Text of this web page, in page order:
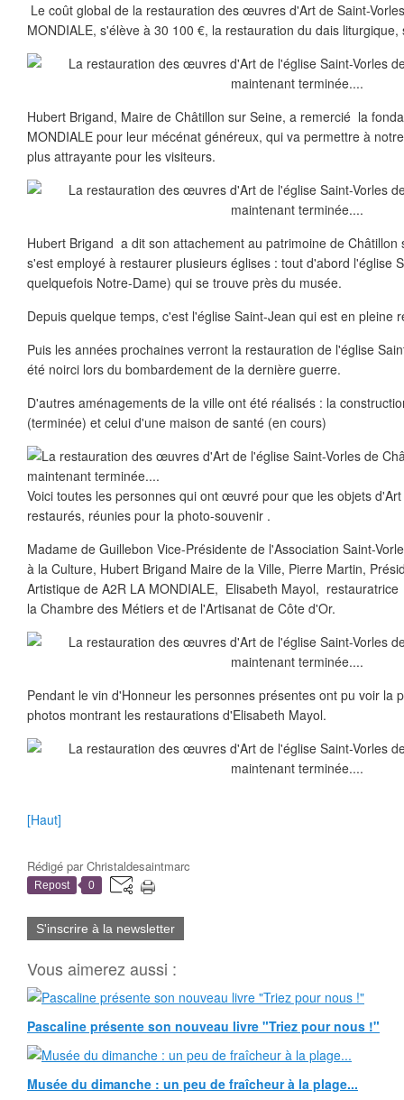
Le coût global de la restauration des œuvres d'Art de Saint-
MONDIALE, s'élève à 30 100 €, la restauration du dais
Hubert Brigand, Maire de Châtillon sur Seine, a remercié la
MONDIALE pour leur mécénat généreux, qui va permettre à
plus attrayante pour les visiteurs.
Hubert Brigand a dit son attachement au patrimoine de
s'est employé à restaurer plusieurs églises : tout d'abord l'église
quelquefois Notre-Dame) qui se trouve près du musée.
Depuis quelque temps, c'est l'église Saint-Jean qui est en pleine
Puis les années prochaines verront la restauration de l'église
été noirci lors du bombardement de la dernière guerre.
D'autres aménagements de la ville ont été réalisés : la
(terminée) et celui d'une maison de santé (en cours)
Voici toutes les personnes qui ont œuvré pour que les objets
restaurés, réunies pour la photo-souvenir .
Madame de Guillebon Vice-Présidente de l'Association Saint-
à la Culture, Hubert Brigand Maire de la Ville, Pierre Martin,
Artistique de A2R LA MONDIALE, Elisabeth Mayol,
la Chambre des Métiers et de l'Artisanat de Côte d'Or.
Pendant le vin d'Honneur les personnes présentes ont pu voir la
photos montrant les restaurations d'Elisabeth Mayol.
[Haut]
Rédigé parChristaldesaintmarc
Repost 0
S'inscrire à la newsletter
Vous aimerez aussi :
Pascaline présente son nouveau livre "Triez pour nous !"
Musée du dimanche : un peu de fraîcheur à la plage...